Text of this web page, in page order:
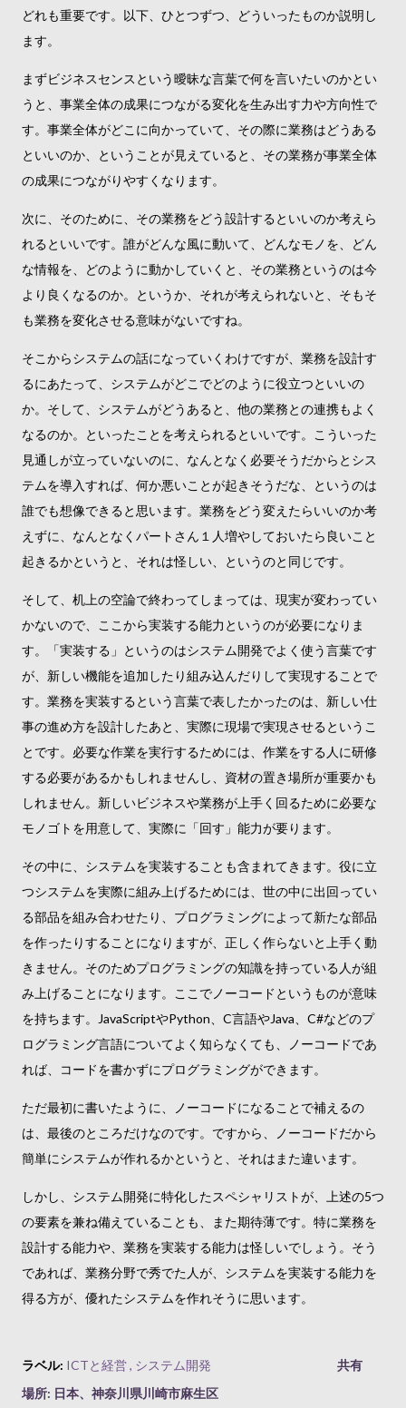
どれも重要です。以下、ひとつずつ、どういったものか説明し
ます。
まずビジネスセンスという曖昧な言葉で何を言いたいのかとい
うと、事業全体の成果につながる変化を生み出す力や方向性で
す。事業全体がどこに向かっていて、その際に業務はどうある
といいのか、ということが見えていると、その業務が事業全体
の成果につながりやすくなります。
次に、そのために、その業務をどう設計するといいのか考えら
れるといいです。誰がどんな風に動いて、どんなモノを、どん
な情報を、どのように動かしていくと、その業務というのは今
より良くなるのか。というか、それが考えられないと、そもそ
も業務を変化させる意味がないですね。
そこからシステムの話になっていくわけですが、業務を設計す
るにあたって、システムがどこでどのように役立つといいの
か。そして、システムがどうあると、他の業務との連携もよく
なるのか。といったことを考えられるといいです。こういった
見通しが立っていないのに、なんとなく必要そうだからとシス
テムを導入すれば、何か悪いことが起きそうだな、というのは
誰でも想像できると思います。業務をどう変えたらいいのか考
えずに、なんとなくパートさん１人増やしておいたら良いこと
起きるかというと、それは怪しい、というのと同じです。
そして、机上の空論で終わってしまっては、現実が変わってい
かないので、ここから実装する能力というのが必要になりま
す。「実装する」というのはシステム開発でよく使う言葉です
が、新しい機能を追加したり組み込んだりして実現することで
す。業務を実装するという言葉で表したかったのは、新しい仕
事の進め方を設計したあと、実際に現場で実現させるというこ
とです。必要な作業を実行するためには、作業をする人に研修
する必要があるかもしれませんし、資材の置き場所が重要かも
しれません。新しいビジネスや業務が上手く回るために必要な
モノゴトを用意して、実際に「回す」能力が要ります。
その中に、システムを実装することも含まれてきます。役に立
つシステムを実際に組み上げるためには、世の中に出回ってい
る部品を組み合わせたり、プログラミングによって新たな部品
を作ったりすることになりますが、正しく作らないと上手く動
きません。そのためプログラミングの知識を持っている人が組
み上げることになります。ここでノーコードというものが意味
を持ちます。JavaScriptやPython、C言語やJava、C#などのプ
ログラミング言語についてよく知らなくても、ノーコードであ
れば、コードを書かずにプログラミングができます。
ただ最初に書いたように、ノーコードになることで補えるの
は、最後のところだけなのです。ですから、ノーコードだから
簡単にシステムが作れるかというと、それはまた違います。
しかし、システム開発に特化したスペシャリストが、上述の5つ
の要素を兼ね備えていることも、また期待薄です。特に業務を
設計する能力や、業務を実装する能力は怪しいでしょう。そう
であれば、業務分野で秀でた人が、システムを実装する能力を
得る方が、優れたシステムを作れそうに思います。
ラベル: ICTと経営 システム開発
場所: 日本、神奈川県川崎市麻生区
共有